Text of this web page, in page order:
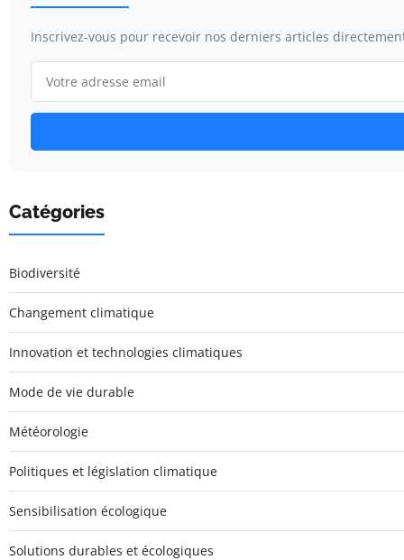
Inscrivez-vous pour recevoir nos derniers articles
Catégories
Biodiversité
Changement climatique
Innovation et technologies climatiques
Mode de vie durable
Météorologie
Politiques et législation climatique
Sensibilisation écologique
Solutions durables et écologiques